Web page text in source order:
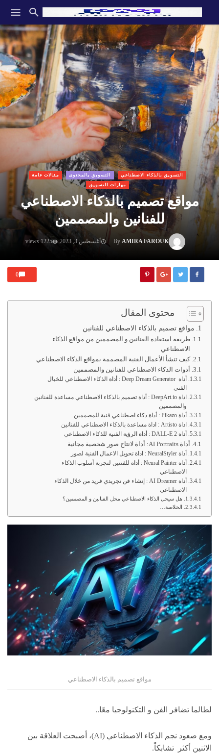
التسويق بالذكاء الاصطناعي التسويق بالمحتوى
مقالات عامة
مهارات التسويق
مواقع تصميم بالذكاء الاصطناعي
للفنانين والمصممين
By AMIRA FAROUK أغسطس 3, 2023 1225 views
0
محتوى المقال
مواقع تصميم بالذكاء الاصطناعي للفنانين
طريقة استفادة الفنانين و المصممين من مواقع الذكاء
الاصطناعي
كيف تنشأ الأعمال الفنية المصممة بمواقع الذكاء الاصطناعي
أدوات الذكاء الاصطناعي للفنانين والمصممين
أداة Deep Dream Generator : أداة الذكاء الاصطناعي للخيال
الفني
اداة DeepArt.io : أداة تصميم بالذكاء الاصطناعي مساعدة للفنانين
والمصممين
أداة Pikazo : أداة ذكاء اصطناعي فنية للمصممين
اداة Artisto : اداة مساعدة بالذكاء الاصطناعي للفنانين
أداة DALL-E 2 : أداة الرؤية الفنية للذكاء الاصطناعي
أداة AI Portraits: أداة لانتاج صور شخصية مجانية
أداة NeuralStyler : اداة تحويل الاعمال الفنية لصور
أداة Neural Painter : أداة للفننين لتجربة أسلوب الذكاء
الاصطناعي
أداة AI Dreamer : إنشاء فن تجريدي فريد من خلال الذكاء
الاصطناعي
هل سيحل الذكاء الاصطناعي محل الفنانين و المصممين؟
الخلاصة…
مواقع تصميم بالذكاء الاصطناعي
لطالما تضافر الفن و التكنولوجيا معًا..
ومع صعود نجم الذكاء الاصطناعي (AI)، أصبحت العلاقة بين
الاثنين أكثر تشابكاً.